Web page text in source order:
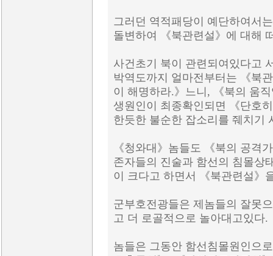
그러던 역적패당이 예단하여서
돌변하여 《북관련설》에 대해
사건초기 북이 관련되여있다고
박역도까지 얼마전부터는 《북
이 해명하라.》느니, 《북의 움
생원인이 최종확인되면 《단호
한듯한 불순한 잡소리를 줴치기
《청와대》놈들도 《북의 공격
존자들의 진술과 함선의 침몰상
이 크다고 하면서 《북관련설》
군부호전광들은 제놈들의 잘못
고 더 로골적으로 놀아대고있다.
놈들은 그동안 함선침몰원인으